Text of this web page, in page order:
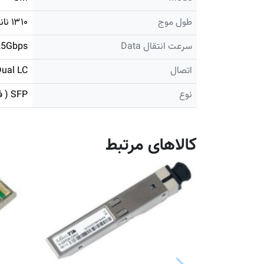
طول موج
۱۳۱۰ نانومتر
سرعت انتقال Data
اتصال
LC
نوع
SFP ( فیبر نوری )
کالاهای مرتبط